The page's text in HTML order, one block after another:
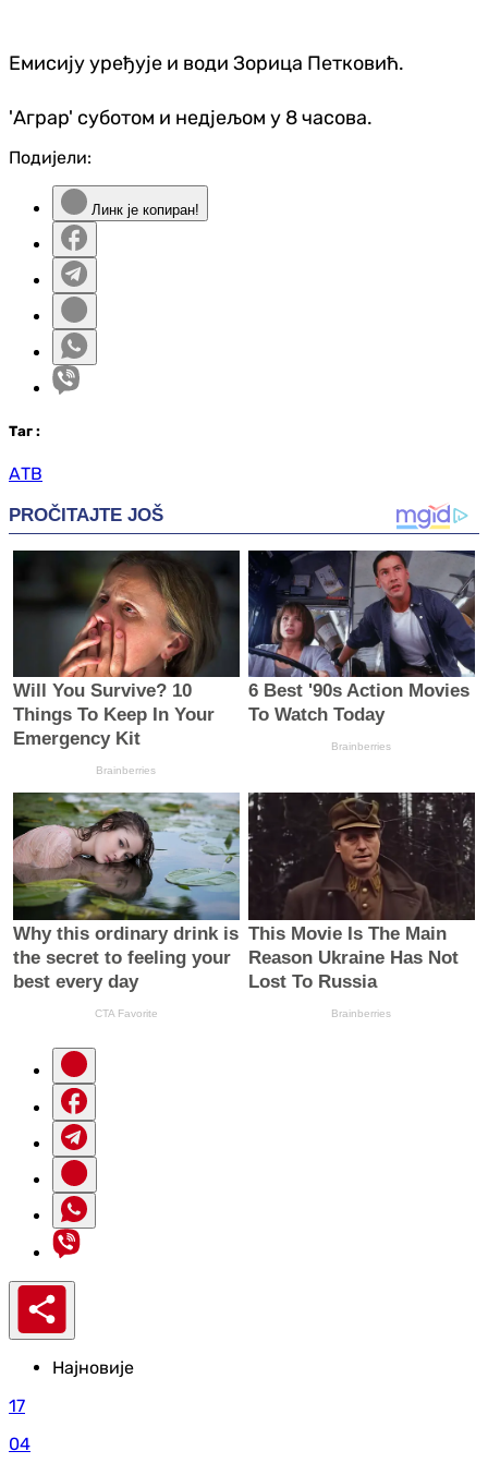
Емисију уређује и води Зорица Петковић.
'Аграр' суботом и недјељом у 8 часова.
Подијели:
Линк је копиран!
Таг :
АТВ
Најновије
17
04